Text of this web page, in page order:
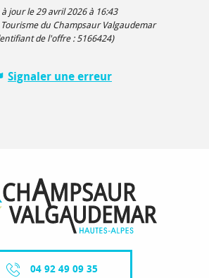
à jour le 29 avril 2026 à 16:43
du Champsaur Valgaudemar
de l'offre : 5166424)
Signaler une erreur
04 92 49 09 35